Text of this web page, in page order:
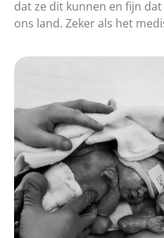
dat ze dit kunnen en fijn
ons land. Zeker als het